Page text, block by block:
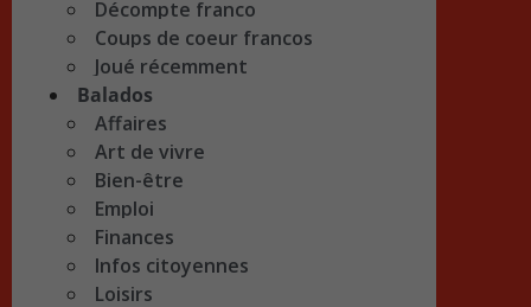
Décompte franco
Coups de coeur francos
Joué récemment
Balados
Affaires
Art de vivre
Bien-être
Emploi
Finances
Infos citoyennes
Loisirs